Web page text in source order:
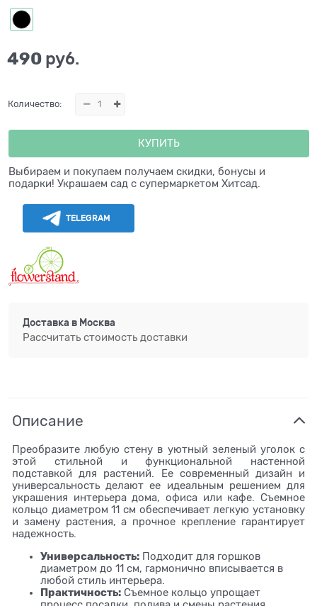
490 руб.
Количество:
КУПИТЬ
Выбираем и покупаем получаем скидки, бонусы и
подарки! Украшаем сад с супермаркетом Хитсад.
TELEGRAM
Доставка в Москва
Рассчитать стоимость доставки
Описание
Преобразите любую стену в уютный зеленый уголок с
этой стильной и функциональной настенной
подставкой для растений. Ее современный дизайн и
универсальность делают ее идеальным решением для
украшения интерьера дома, офиса или кафе. Съемное
кольцо диаметром 11 см обеспечивает легкую установку
и замену растения, а прочное крепление гарантирует
надежность.
Универсальность: Подходит для горшков
диаметром до 11 см, гармонично вписывается в
любой стиль интерьера.
Практичность: Съемное кольцо упрощает